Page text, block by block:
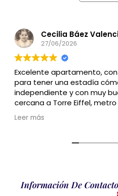
Cecilia Báez
27/06/2026
Excelente apartamento,
para tener una estadía
independiente y con muy
cercana a Torre Eiffel,
Recomendado
Leer más
Información De